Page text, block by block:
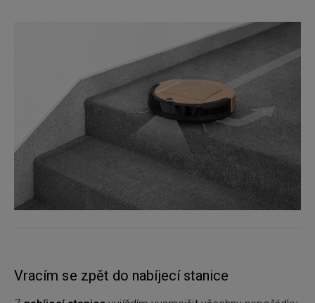
Vracím se zpět do nabíjecí stanice